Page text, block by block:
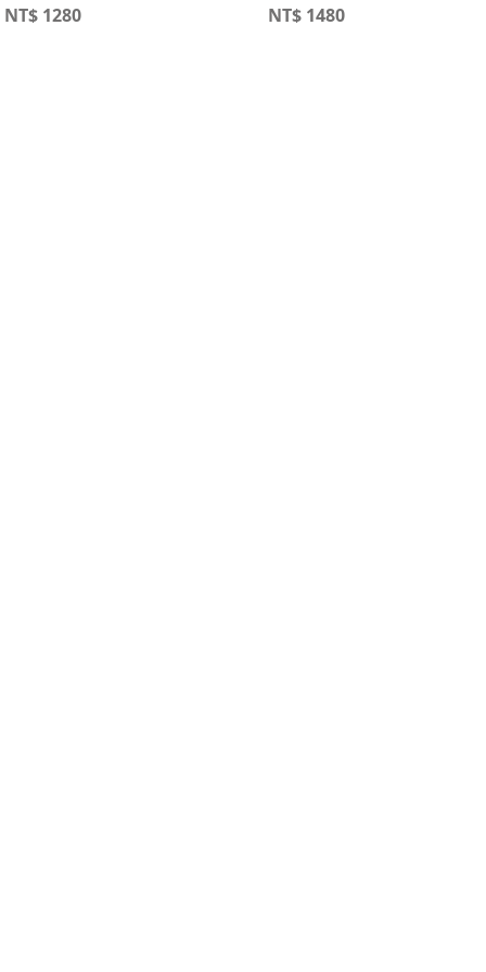
NT$ 1280 NT$1480